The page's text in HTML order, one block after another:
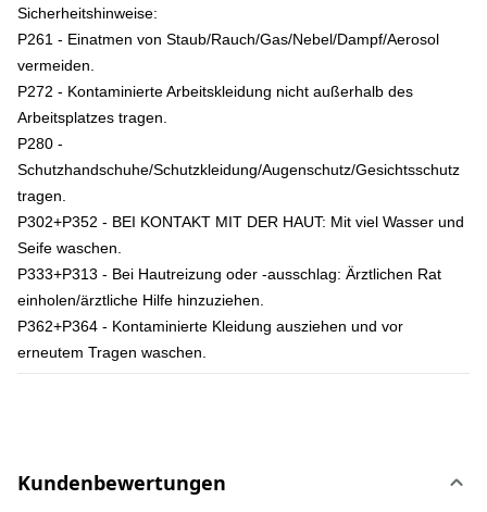
Sicherheitshinweise:
P261 - Einatmen von Staub/Rauch/Gas/Nebel/Dampf/Aerosol
vermeiden.
P272 - Kontaminierte Arbeitskleidung nicht außerhalb des
Arbeitsplatzes tragen.
P280 -
Schutzhandschuhe/Schutzkleidung/Augenschutz/Gesichtsschutz
tragen.
P302+P352 - BEI KONTAKT MIT DER HAUT: Mit viel Wasser und
Seife waschen.
P333+P313 - Bei Hautreizung oder -ausschlag: Ärztlichen Rat
einholen/ärztliche Hilfe hinzuziehen.
P362+P364 - Kontaminierte Kleidung ausziehen und vor
erneutem Tragen waschen.
Kundenbewertungen